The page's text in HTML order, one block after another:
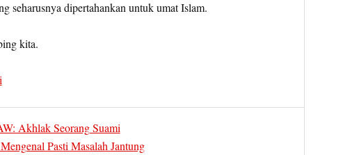
seharusnya dipertahankan untuk umat Islam.
kita.
Akhlak Seorang Suami
Pasti Masalah Jantung